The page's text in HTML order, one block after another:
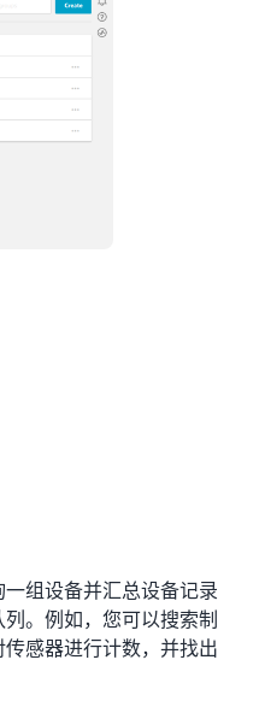
组设备并汇总设备记录
。例如，您可以搜索制
感器进行计数，并找出